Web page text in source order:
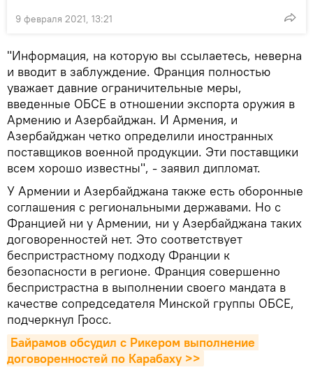
9 февраля 2021, 13:21
"Информация, на которую вы ссылаетесь, неверна
и вводит в заблуждение. Франция полностью
уважает давние ограничительные меры,
введенные ОБСЕ в отношении экспорта оружия в
Армению и Азербайджан. И Армения, и
Азербайджан четко определили иностранных
поставщиков военной продукции. Эти поставщики
всем хорошо известны", - заявил дипломат.
У Армении и Азербайджана также есть оборонные
соглашения с региональными державами. Но с
Францией ни у Армении, ни у Азербайджана таких
договоренностей нет. Это соответствует
беспристрастному подходу Франции к
безопасности в регионе. Франция совершенно
беспристрастна в выполнении своего мандата в
качестве сопредседателя Минской группы ОБСЕ,
подчеркнул Гросс.
Байрамов обсудил с Рикером выполнение
договоренностей по Карабаху >>